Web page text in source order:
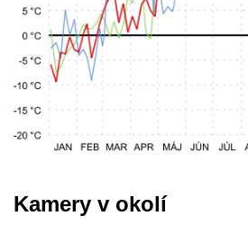
Kamery v okolí